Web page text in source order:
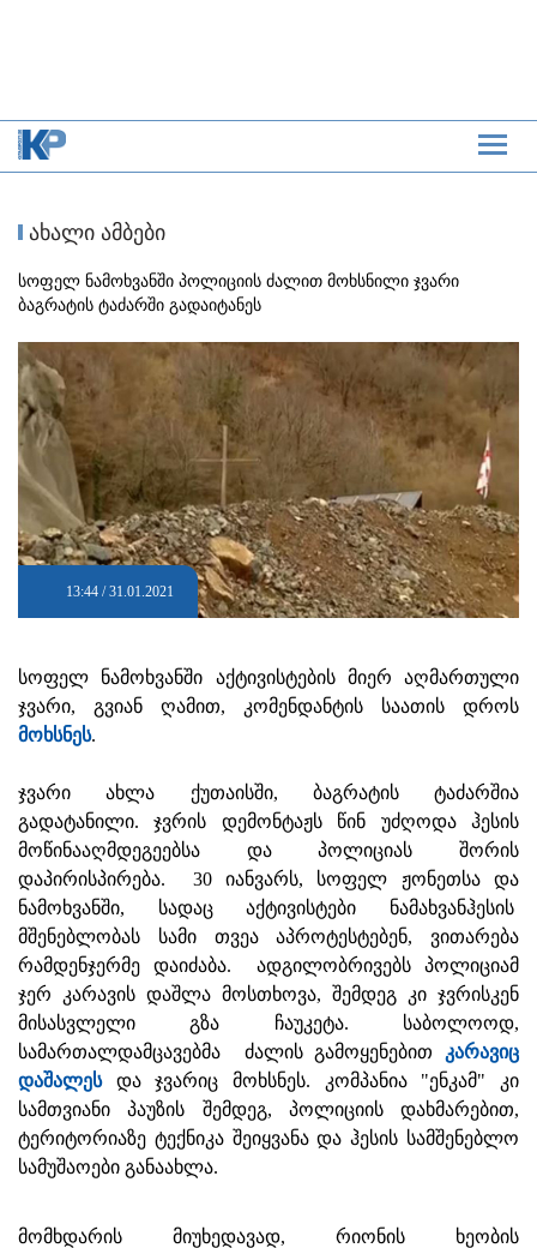
ახალი ამბები
სოფელ ნამოხვანში პოლიციის ძალით მოხსნილი ჯვარი
ბაგრატის ტაძარში გადაიტანეს
13:44 / 31.01.2021
სოფელ ნამოხვანში აქტივისტების მიერ აღმართული
ჯვარი, გვიან ღამით, კომენდანტის საათის დროს
მოხსნეს.
ჯვარი ახლა ქუთაისში, ბაგრატის ტაძარშია
გადატანილი. ჯვრის დემონტაჟს წინ უძღოდა ჰესის
მოწინააღმდეგეებსა და პოლიციას შორის
დაპირისპირება. 30 იანვარს, სოფელ ჟონეთსა და
ნამოხვანში, სადაც აქტივისტები ნამახვანჰესის
მშენებლობას სამი თვეა აპროტესტებენ, ვითარება
რამდენჯერმე დაიძაბა. ადგილობრივებს პოლიციამ
ჯერ კარავის დაშლა მოსთხოვა, შემდეგ კი ჯვრისკენ
მისასვლელი გზა ჩაუკეტა. საბოლოოდ,
სამართალდამცავებმა ძალის გამოყენებით კარავიც
დაშალესდა ჯვარიც მოხსნეს. კომპანია "ენკამ" კი
სამთვიანი პაუზის შემდეგ, პოლიციის დახმარებით,
ტერიტორიაზე ტექნიკა შეიყვანა და ჰესის სამშენებლო
სამუშაოები განაახლა.
მომხდარის მიუხედავად, რიონის ხეობის